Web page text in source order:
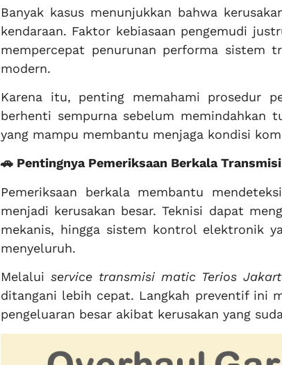
Banyak kasus menunjukkan bahwa
kendaraan. Faktor kebiasaan pengemudi
mempercepat penurunan performa sistem
modern.
Karena itu, penting memahami prosedur
berhenti sempurna sebelum memindahkan
yang mampu membantu menjaga kondisi
🚗 Pentingnya Pemeriksaan Berkala Transmisi
Pemeriksaan berkala membantu
menjadi kerusakan besar. Teknisi dapat
mekanis, hingga sistem kontrol elektronik
menyeluruh.
Melalui service transmisi matic Terios
ditangani lebih cepat. Langkah preventif ini
pengeluaran besar akibat kerusakan yang